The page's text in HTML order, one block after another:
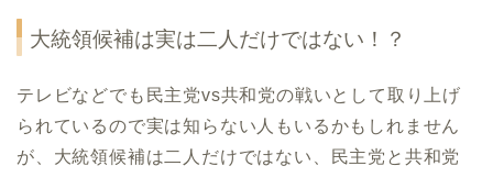
大統領候補は実は二人だけではない！？
テレビなどでも民主党vs共和党の戦いとして取り上げ
られているので実は知らない人もいるかもしれません
が、大統領候補は二人だけではない、民主党と共和党